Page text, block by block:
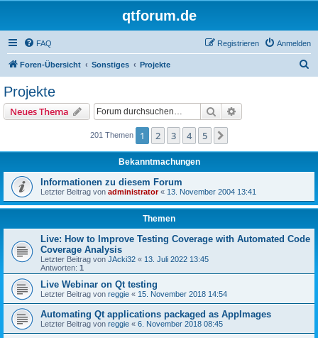
qtforum.de
FAQ Anmelden
Registrieren
Foren-Übersicht Sonstiges Projekte
Projekte
Neues Thema Suche
201 Themen 1 2 3 4 5
Bekanntmachungen
Informationen zu diesem Forum
Letzter Beitrag von administrator« 13. November 2004 13:41
Themen
Live: How to Improve Testing Coverage with Automated Code
Coverage Analysis
Letzter Beitrag von JAcki32 « 13. Juli 2022 13:45
Antworten: 1
Live Webinar on Qt testing
Letzter Beitrag von reggie « 15. November 2018 14:54
Automating Qt applications packaged as AppImages
Letzter Beitrag von reggie « 6. November 2018 08:45